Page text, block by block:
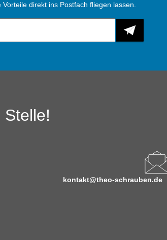
direkt ins Postfach fliegen lassen.
kontakt@theo-schrauben.de